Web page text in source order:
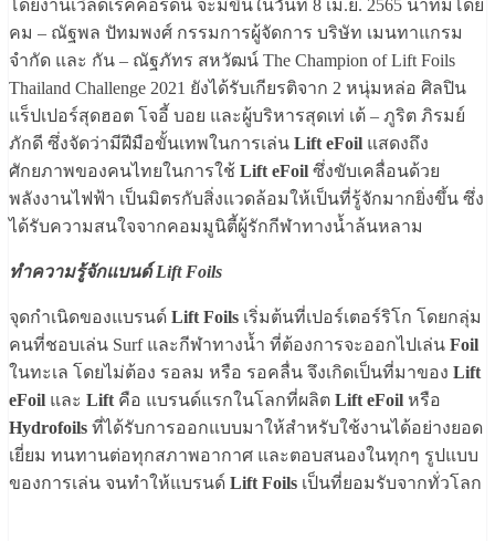
โดยงานเวิลด์เรคคอร์ดนี้ จะมีขึ้นในวันที่ 8 เม.ย. 2565 นำทีมโดย
คม – ณัฐพล ปัทมพงศ์ กรรมการผู้จัดการ บริษัท เมนทาแกรม
จำกัด และ กัน – ณัฐภัทร สหวัฒน์ The Champion of Lift Foils
Thailand Challenge 2021 ยังได้รับเกียรติจาก 2 หนุ่มหล่อ ศิลปิน
แร็ปเปอร์สุดฮอต โจอี้ บอย และผู้บริหารสุดเท่ เต้ – ภูริต ภิรมย์
ภักดี ซึ่งจัดว่ามีฝีมือขั้นเทพในการเล่น Lift eFoil แสดงถึง
ศักยภาพของคนไทยในการใช้ Lift eFoil ซึ่งขับเคลื่อนด้วย
พลังงานไฟฟ้า เป็นมิตรกับสิ่งแวดล้อมให้เป็นที่รู้จักมากยิ่งขึ้น ซึ่ง
ได้รับความสนใจจากคอมมูนิตี้ผู้รักกีฬาทางน้ำล้นหลาม
ทำความรู้จักแบนด์ Lift Foils
จุดกำเนิดของแบรนด์ Lift Foils เริ่มต้นที่เปอร์เตอร์ริโก โดยกลุ่ม
คนที่ชอบเล่น Surf และกีฬาทางน้ำ ที่ต้องการจะออกไปเล่น Foil
ในทะเล โดยไม่ต้อง รอลม หรือ รอคลื่น จึงเกิดเป็นที่มาของ Lift
eFoil และ Lift คือ แบรนด์แรกในโลกที่ผลิต Lift eFoil หรือ
Hydrofoils ที่ได้รับการออกแบบมาให้สำหรับใช้งานได้อย่างยอด
เยี่ยม ทนทานต่อทุกสภาพอากาศ และตอบสนองในทุกๆ รูปแบบ
ของการเล่น จนทำให้แบรนด์ Lift Foils เป็นที่ยอมรับจากทั่วโลก